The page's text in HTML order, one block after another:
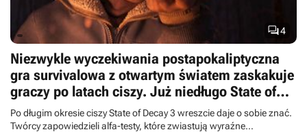
4
Niezwykle wyczekiwania postapokaliptyczna
gra survivalowa z otwartym światem zaskakuje
graczy po latach ciszy. Już niedługo State of
Decay 3 wyjdzie z cienia
Po długim okresie ciszy State of Decay 3 wreszcie daje o sobie znać.
Twórcy zapowiedzieli alfa-testy, które zwiastują wyraźne